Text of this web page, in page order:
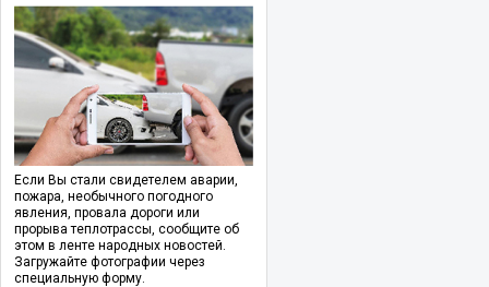
Если Вы стали свидетелем аварии,
пожара, необычного погодного
явления, провала дороги или
прорыва теплотрассы, сообщите об
этом в ленте народных новостей.
Загружайте фотографии через
специальную форму.